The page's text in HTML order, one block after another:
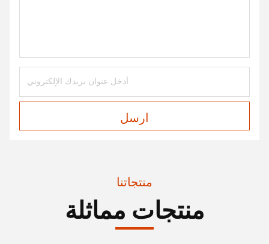
ارسل
منتجاتنا
منتجات مماثلة